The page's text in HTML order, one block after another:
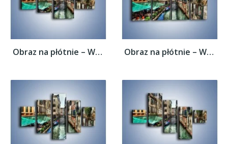
Obraz na płótnie – Wenecka uliczka w... Obraz na płótnie – Wenecka uliczka w...